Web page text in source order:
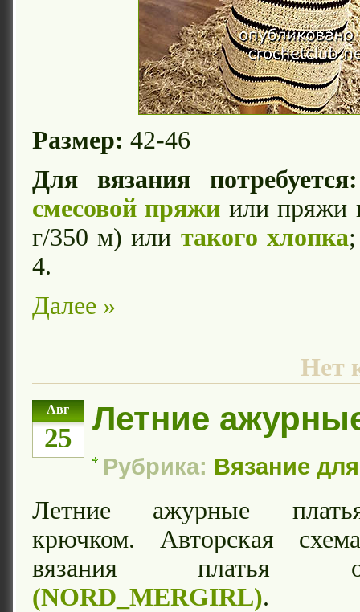
Размер: 42-46
Для вязания потребуется:
смесовой пряжи или пряжи
г/350 м) или такого хлопка
4.
Далее »
Нет
Авг
25
Летние
Рубрика: Вязание
Летние ажурные
крючком. Авторская
вязания
(NORD_MERGIRL).